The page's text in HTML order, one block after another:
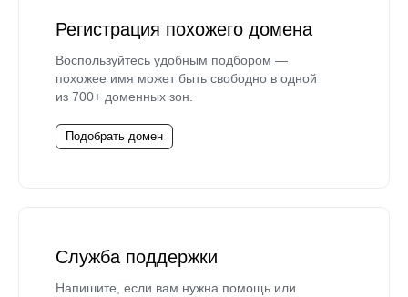
Регистрация похожего домена
Воспользуйтесь удобным подбором —
похожее имя может быть свободно в одной
из 700+ доменных зон.
Подобрать домен
Служба поддержки
Напишите, если вам нужна помощь или